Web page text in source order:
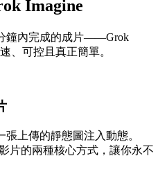
Imagine
鐘內完成的成片——Grok
、可控且真正簡單。
上傳的靜態圖注入動態。
片的兩種核心方式，讓你永不